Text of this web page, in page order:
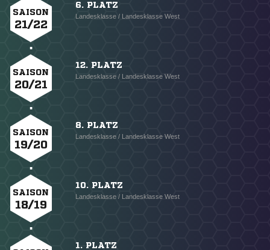
SAISON
21/22
6. PLATZ
Landesklasse / Landesklasse West
SAISON
20/21
12. PLATZ
Landesklasse / Landesklasse West
SAISON
19/20
8. PLATZ
Landesklasse / Landesklasse West
SAISON
18/19
10. PLATZ
Landesklasse / Landesklasse West
1. PLATZ